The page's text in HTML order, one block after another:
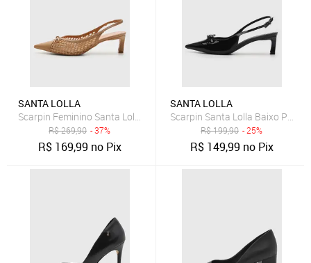
SANTA LOLLA
Scarpin Feminino Santa Lolla Tela Tramado Bege
R$269,90 - 37%
R$ 169,99 no Pix
SANTA LOLLA
Scarpin Santa Lolla Baixo Preto
R$199,90 - 25%
R$ 149,99 no Pix